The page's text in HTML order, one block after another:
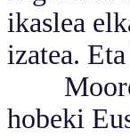
ikaslea
izatea.
Moorek
hobeki